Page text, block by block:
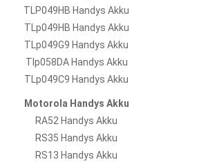
TLP049HB Handys Akku
TLp049HB Handys Akku
TLp049G9 Handys Akku
Tlp058DA Handys Akku
TLp049C9 Handys Akku
Motorola Handys Akku
RA52 Handys Akku
RS35 Handys Akku
RS13 Handys Akku